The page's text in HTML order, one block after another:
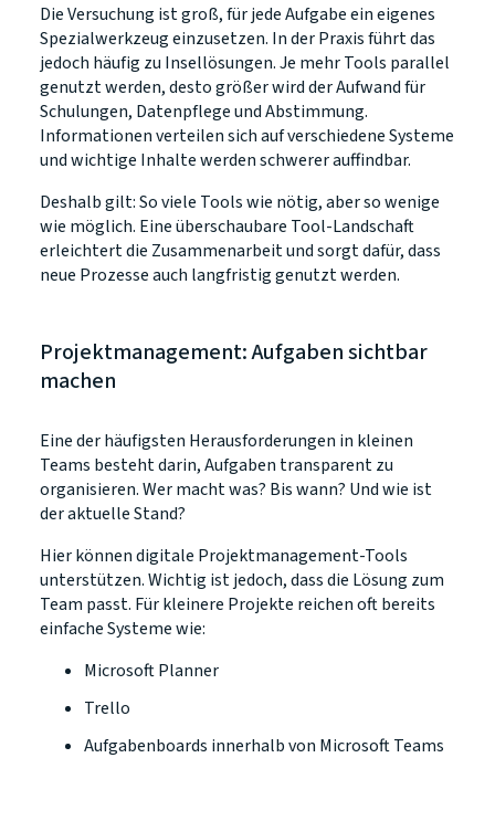
Die Versuchung ist groß, für jede Aufgabe ein eigenes
Spezialwerkzeug einzusetzen. In der Praxis führt das
jedoch häufig zu Insellösungen. Je mehr Tools parallel
genutzt werden, desto größer wird der Aufwand für
Schulungen, Datenpflege und Abstimmung.
Informationen verteilen sich auf verschiedene Systeme
und wichtige Inhalte werden schwerer auffindbar.
Deshalb gilt: So viele Tools wie nötig, aber so wenige
wie möglich. Eine überschaubare Tool-Landschaft
erleichtert die Zusammenarbeit und sorgt dafür, dass
neue Prozesse auch langfristig genutzt werden.
Projektmanagement: Aufgaben sichtbar
machen
Eine der häufigsten Herausforderungen in kleinen
Teams besteht darin, Aufgaben transparent zu
organisieren. Wer macht was? Bis wann? Und wie ist
der aktuelle Stand?
Hier können digitale Projektmanagement-Tools
unterstützen. Wichtig ist jedoch, dass die Lösung zum
Team passt. Für kleinere Projekte reichen oft bereits
einfache Systeme wie:
Microsoft Planner
Trello
Aufgabenboards innerhalb von Microsoft Teams